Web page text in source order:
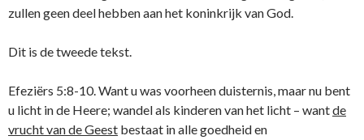
zullen geen deel hebben aan het koninkrijk van God.
Dit is de tweede tekst.
Efeziërs 5:8-10. Want u was voorheen duisternis, maar nu bent
u licht in de Heere; wandel als kinderen van het licht – wantde
vrucht van de Geest bestaat in alle goedheid en